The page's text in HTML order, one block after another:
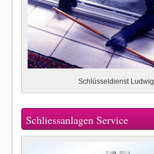
Schlüsseldienst Ludwig
Schliessanlagen Service